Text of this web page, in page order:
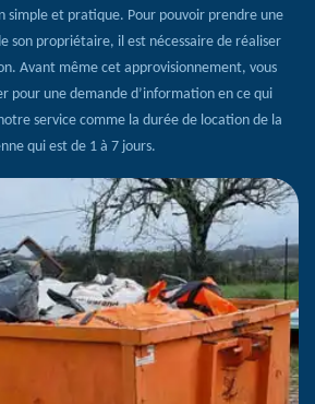
simple et pratique. Pour pouvoir prendre une
son propriétaire, il est nécessaire de réaliser
Avant même cet approvisionnement, vous
pour une demande d’information en ce qui
service comme la durée de location de la
qui est de 1 à 7 jours.